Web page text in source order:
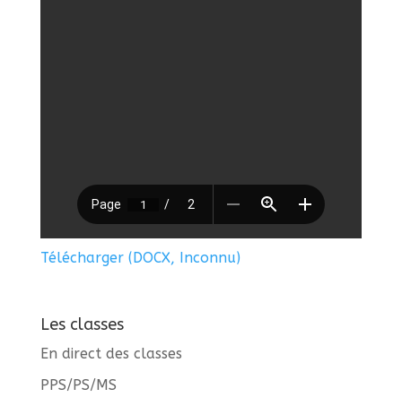
Télécharger (DOCX, Inconnu)
Les classes
En direct des classes
PPS/PS/MS